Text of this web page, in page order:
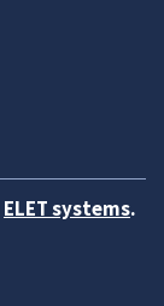
ELET systems.